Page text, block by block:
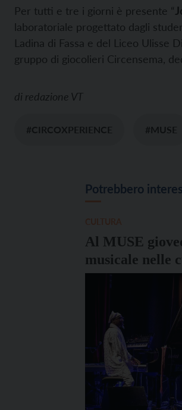
Per tutti e tre i giorni è presente “
laboratoriale progettato dagli
Ladina di Fassa e del Liceo Ulisse
gruppo di giocolieri Circensema,
di redazione VT
#CIRCOXPERIENCE #MUSE
Potrebbero
Al MUSE
musicale nelle
Sosa